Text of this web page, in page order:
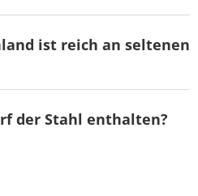
ist reich an seltenen
der Stahl enthalten?